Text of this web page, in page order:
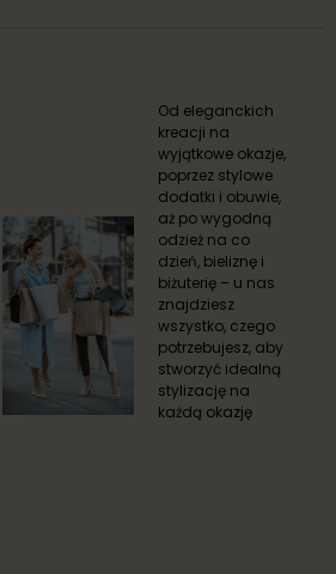
Od eleganckich
kreacji na
wyjątkowe okazje,
poprzez stylowe
dodatki i obuwie,
aż po wygodną
odzież na co
dzień, bieliznę i
biżuterię – u nas
znajdziesz
wszystko, czego
potrzebujesz, aby
stworzyć idealną
stylizację na
każdą okazję